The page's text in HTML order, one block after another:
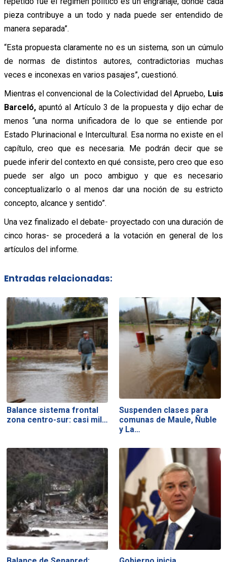
pieza contribuye a un todo y nada puede ser entendido de
manera separada”.
“Esta propuesta claramente no es un sistema, son un cúmulo
de normas de distintos autores, contradictorias muchas
veces e inconexas en varios pasajes”, cuestionó.
Mientras el convencional de la Colectividad del Apruebo, Luis
Barceló,apuntó al Artículo 3 de la propuesta y dijo echar de
menos “una norma unificadora de lo que se entiende por
Estado Plurinacional e Intercultural. Esa norma no existe en el
capítulo, creo que es necesaria. Me podrán decir que se
puede inferir del contexto en qué consiste, pero creo que eso
puede ser algo un poco ambiguo y que es necesario
conceptualizarlo o al menos dar una noción de su estricto
concepto, alcance y sentido”.
Una vez finalizado el debate- proyectado con una duración de
cinco horas- se procederá a la votación en general de los
artículos del informe.
Entradas relacionadas:
Balance sistema frontal
zona centro-sur: casi mil…
Suspenden clases para
comunas de Maule, Ñuble
y La…